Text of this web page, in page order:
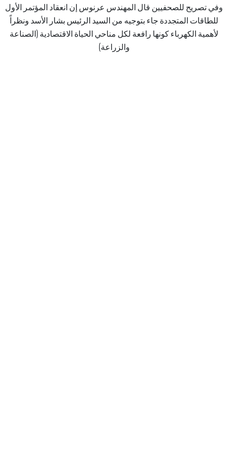
وفي تصريح للصحفيين قال المهندس عرنوس إن انعقاد المؤتمر الأول
للطاقات المتجددة جاء بتوجيه من السيد الرئيس بشار الأسد ونظراً
لأهمية الكهرباء كونها رافعة لكل مناحي الحياة الاقتصادية (الصناعة
والزراعة)